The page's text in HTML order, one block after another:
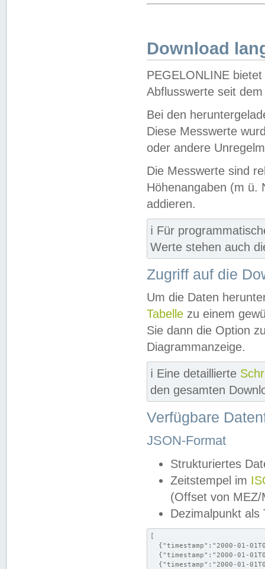
Download
PEGELONLINE
Abflusswerte seit
Bei den
Diese Messwerte
oder andere
Die Messwerte sind
Höhenangaben (m ü.
addieren.
ℹ️ Für
Werte stehen auch
Zugriff auf die
Um die Daten
Tabelle zu einem
Sie dann die Option
Diagrammanzeige.
ℹ️ Eine detaillierte
den gesamten
Verfügbare
JSON-Format
Strukturiertes
Zeitstempel im
(Offset von MEZ/
Dezimalpunkt als
[
{"timestamp":"2000-01-
{"timestamp":"2000-01-
{"timestamp":"2000-01-